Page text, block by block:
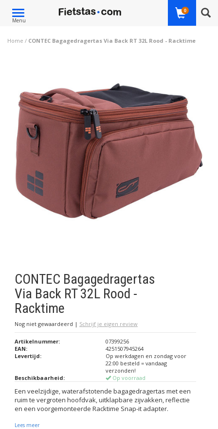
Toggle
navigation
Menu
0
Home / CONTEC Bagagedragertas Via Back RT 32L Rood - Racktime
CONTEC Bagagedragertas
Via Back RT 32L Rood -
Racktime
Nog niet gewaardeerd | Schrijf je eigen review
Artikelnummer:
07399256
EAN:
4251507945264
Levertijd:
Op werkdagen en zondag voor
22:00 besteld = vandaag
verzonden!
Beschikbaarheid:
Op voorraad
Een veelzijdige, waterafstotende bagagedragertas met een
ruim te vergroten hoofdvak, uitklapbare zijvakken, reflectie
en een voorgemonteerde Racktime Snap-it adapter.
Lees meer